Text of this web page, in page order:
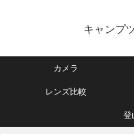
キャンプ
カメラ
レンズ比較
登